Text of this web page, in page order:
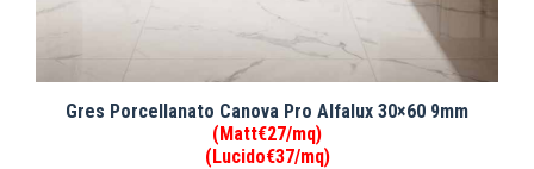
Gres Porcellanato Canova Pro Alfalux 30×60 9mm
(Matt€27/mq)
(Lucido€37/mq)